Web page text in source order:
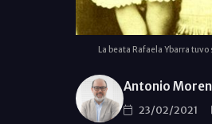
La beata Rafaela Ybarra
Antonio
23/02/2021